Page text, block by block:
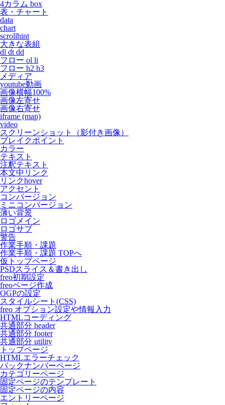
4カラム box
表・チャート
data
chart
scrollhint
大きな表組
dl dt dd
フロー ol li
フロー h2 h3
メディア
youtube動画
画像横幅100%
画像左寄せ
画像右寄せ
iframe (map)
video
スクリーンショット（影付き画像）
ブレイクポイント
カラー
テキスト
注釈テキスト
本文中リンク
リンクhover
アクセント
コンバージョン
ミニコンバージョン
薄い背景
ロゴメイン
ロゴサブ
警告
作業手順・課題
作業手順・課題 TOPへ
仮トップページ
PSDスライス＆書き出し
freo初期設定
freoページ作成
OGPの設定
スタイルシート(CSS)
freo オプション設定や情報入力
HTMLコーディング
共通部分 header
共通部分 footer
共通部分 utility
トップページ
HTMLエラーチェック
バックナンバーページ
カテゴリーページ
固定ページのテンプレート
固定ページの内容
エントリーページ